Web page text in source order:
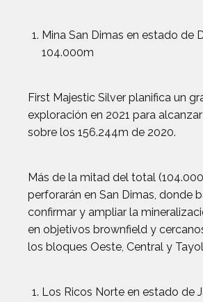
Mina San Dimas en estado de
104.000m
First Majestic Silver planifica un
exploración en 2021 para
sobre los 156.244m de 2020.
Más de la mitad del total
perforarán en San Dimas, donde
confirmar y ampliar la
en objetivos brownfield y
los bloques Oeste, Central y
Los Ricos Norte en estado de